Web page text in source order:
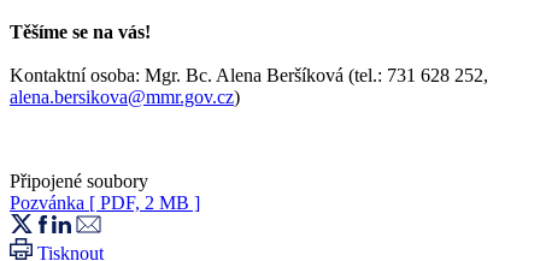
Těšíme se na vás!
Kontaktní osoba: Mgr. Bc. Alena Beršíková (tel.: 731 628 252,
alena.bersikova@mmr.gov.cz)
Připojené soubory
Pozvánka [ PDF, 2 MB ]
Tisknout